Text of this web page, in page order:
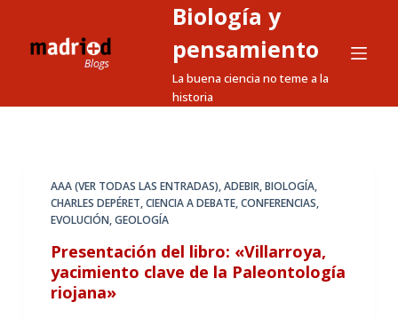
a
Biología y
pensamiento
La buena ciencia no teme a la
historia
AAA (VER TODAS LAS ENTRADAS),ADEBIR,BIOLOGÍA,
CHARLES DEPÉRET,CIENCIA A DEBATE,CONFERENCIAS,
EVOLUCIÓN,GEOLOGÍA
Presentación del libro: «Villarroya,
yacimiento clave de la Paleontología
riojana»